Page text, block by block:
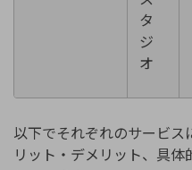
タ
ジ
オ
以下でそれぞれのサービス
リット・デメリット、具